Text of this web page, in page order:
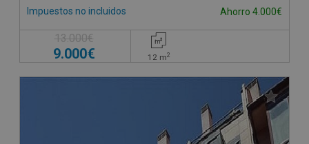
Impuestos no incluidos Ahorro 4.000€
13.000€
9.000€ 12 m2